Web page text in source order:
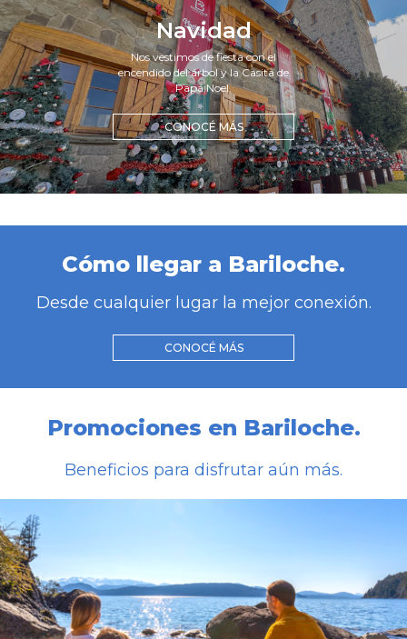
Navidad
Nos vestimos de fiesta con el
encendido del árbol y la Casita de
Papá Noel.
CONOCÉ MÁS
Cómo llegar a Bariloche.
Desde cualquier lugar la mejor conexión.
CONOCÉ MÁS
Promociones en Bariloche.
Beneficios para disfrutar aún más.